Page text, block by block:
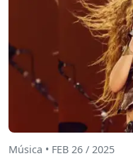
Música • FEB 26 / 2025